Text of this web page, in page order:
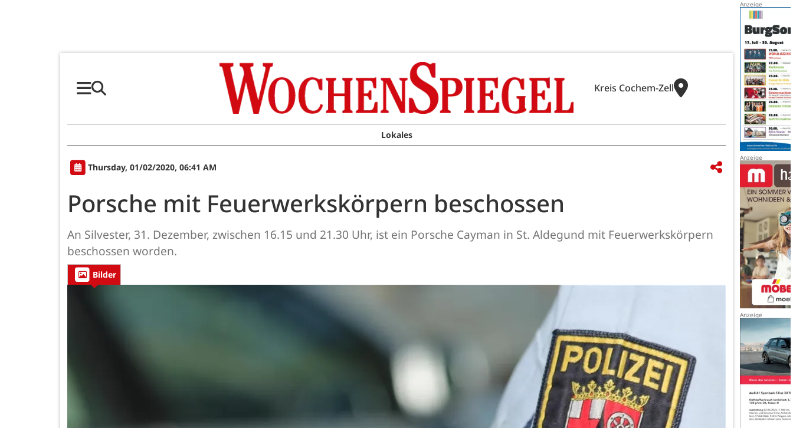
Kreis Cochem-Zell
Lokales
Thursday, 01/02/2020, 06:41 AM
Porsche mit Feuerwerkskörpern beschossen
An Silvester, 31. Dezember, zwischen 16.15 und 21.30 Uhr, ist ein Porsche Cayman in St. Aldegund mit Feuerwerkskörpern
beschossen worden.
Bilder